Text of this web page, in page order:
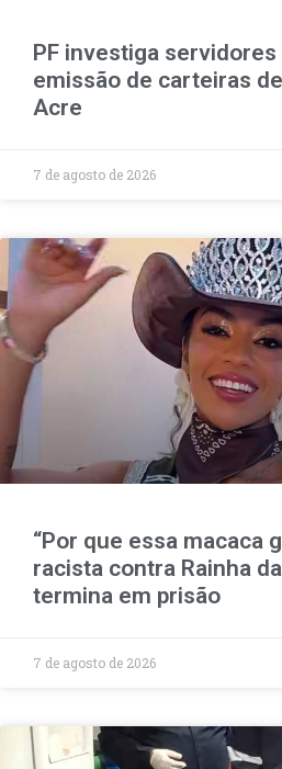
PF investiga
emissão de carteiras
Acre
7 de agosto de 2026
“Por que essa macaca
racista contra Rainha
termina em prisão
7 de agosto de 2026